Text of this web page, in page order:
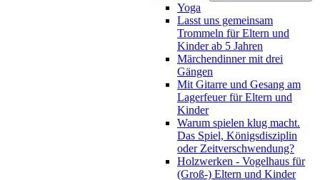
Yoga
Lasst uns gemeinsam
Trommeln für Eltern und
Kinder ab 5 Jahren
Märchendinner mit drei
Gängen
Mit Gitarre und Gesang am
Lagerfeuer für Eltern und
Kinder
Warum spielen klug macht.
Das Spiel, Königsdisziplin
oder Zeitverschwendung?
Holzwerken - Vogelhaus für
(Groß-) Eltern und Kinder